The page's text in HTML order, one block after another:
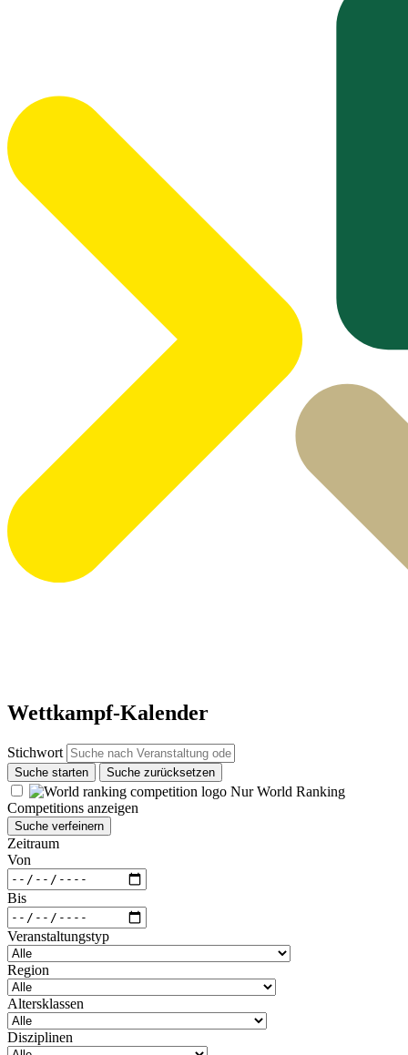
Wettkampf-Kalender
Stichwort
Suche starten Suche zurücksetzen
Nur World Ranking
Competitions anzeigen
Suche verfeinern
Zeitraum
Von
Bis
Veranstaltungstyp
Region
Altersklassen
Disziplinen